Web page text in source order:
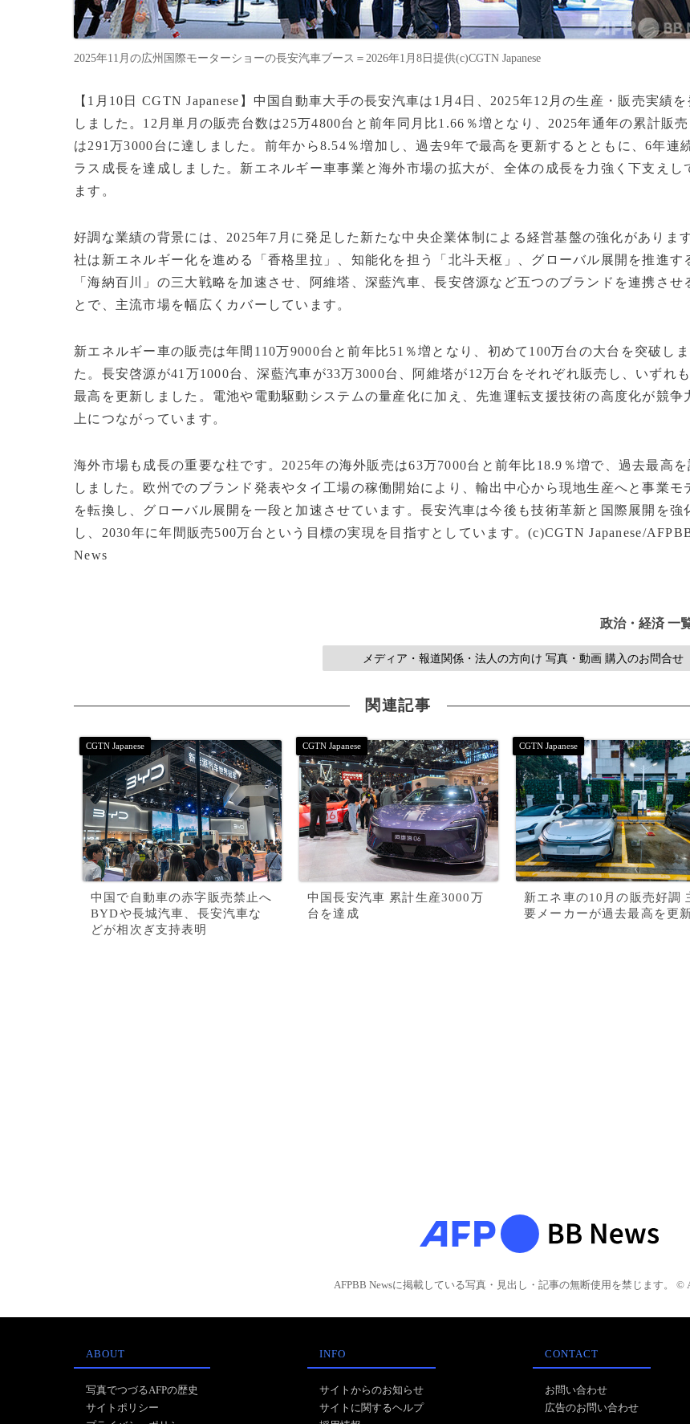
2025年11月の広州国際モーターショーの長安汽車ブース＝2026年1月8日提供(c)CGTN Japanese
【1月10日 CGTN Japanese】中国自動車大手の長安汽車は1月4日、2025年12月の生産・販売実績を
しました。12月単月の販売台数は25万4800台と前年同月比1.66％増となり、2025年通年の累計販
は291万3000台に達しました。前年から8.54％増加し、過去9年で最高を更新するとともに、6年連
ラス成長を達成しました。新エネルギー車事業と海外市場の拡大が、全体の成長を力強く下支えし
ます。
好調な業績の背景には、2025年7月に発足した新たな中央企業体制による経営基盤の強化がありま
社は新エネルギー化を進める「香格里拉」、知能化を担う「北斗天枢」、グローバル展開を推進す
「海納百川」の三大戦略を加速させ、阿維塔、深藍汽車、長安啓源など五つのブランドを連携させ
とで、主流市場を幅広くカバーしています。
新エネルギー車の販売は年間110万9000台と前年比51％増となり、初めて100万台の大台を突破しま
た。長安啓源が41万1000台、深藍汽車が33万3000台、阿維塔が12万台をそれぞれ販売し、いずれ
最高を更新しました。電池や電動駆動システムの量産化に加え、先進運転支援技術の高度化が競争
上につながっています。
海外市場も成長の重要な柱です。2025年の海外販売は63万7000台と前年比18.9％増で、過去最高を
しました。欧州でのブランド発表やタイ工場の稼働開始により、輸出中心から現地生産へと事業モ
を転換し、グローバル展開を一段と加速させています。長安汽車は今後も技術革新と国際展開を強
し、2030年に年間販売500万台という目標の実現を目指すとしています。(c)CGTN Japanese/
News
政治・経済 一
メディア・報道関係・法人の方向け 写真・動画 購入のお問合せ
関連記事
中国で自動車の赤字販売禁止へ
BYDや長城汽車、長安汽車な
どが相次ぎ支持表明
中国長安汽車 累計生産3000万
台を達成
新エネ車の10月の販売好調
要メーカーが過去最高を更
AFPBB Newsに掲載している写真・見出し・記事の無断使用を禁じます。 ©
ABOUT
写真でつづるAFPの歴史
サイトポリシー
INFO
サイトからのお知らせ
サイトに関するヘルプ
CONTACT
お問い合わせ
広告のお問い合わせ